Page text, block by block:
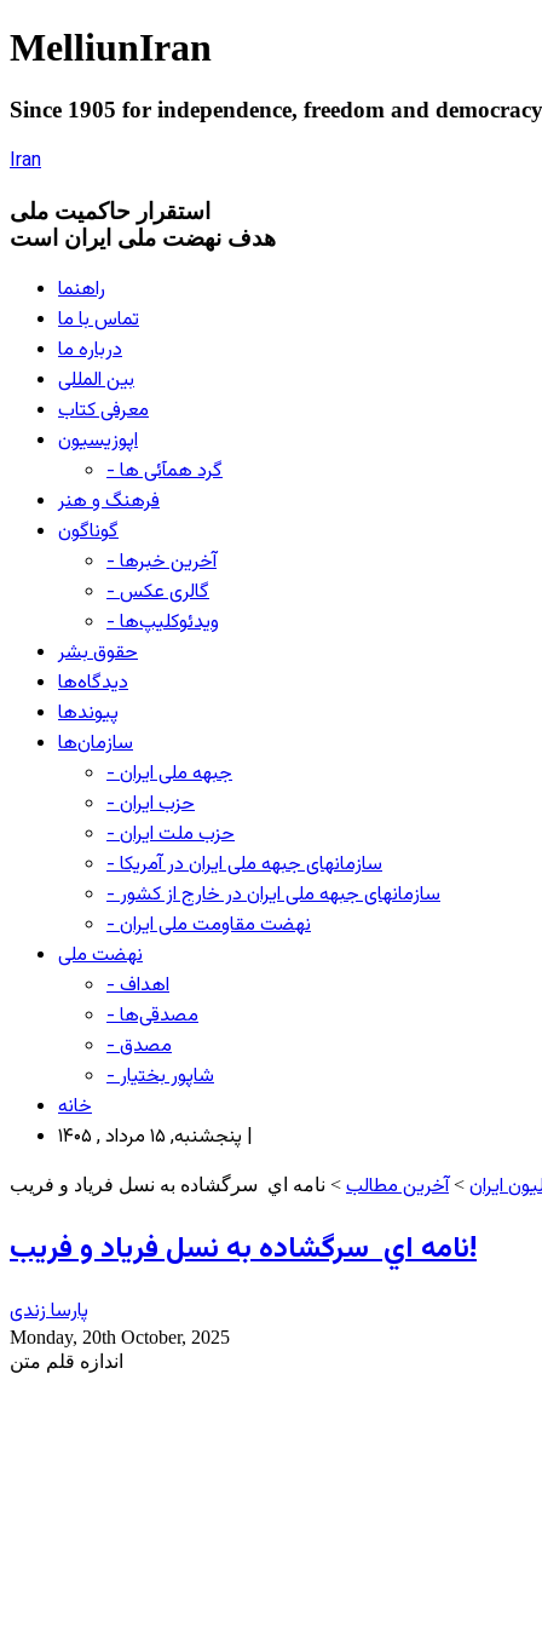
MelliunIran
Since 1905 for independence, freedom and democracy
Iran
استقرار حاکميت ملی
هدف نهضت ملی ایران است
راهنما
تماس با ما
درباره ما
بین المللی
معرفی کتاب
اپوزیسیون
- گرد همآئی ها
فرهنگ و هنر
گوناگون
- آخرین خبرها
- گالری عکس
- ویدئوکلیپ‌ها
حقوق بشر
دیدگاه‌ها
پیوندها
سازمان‌ها
- جبهه ملی ایران
- حزب ایران
- حزب ملت ایران
- سازمانهای جبهه ملی ایران در آمریکا
- سازمانهای جبهه ملی ایران در خارج از کشور
- نهضت مقاومت ملی ایران
نهضت ملی
- اهداف
- مصدقی‌ها
- مصدق
- شاپور بختیار
خانه
پنجشنبه, ۱۵ مرداد , ۱۴۰۵ |
ایران >آخرین مطالب
نامه اي سرگشاده به نسل فریاد و فریب!
پارسا زندی
Monday, 20th October, 2025
اندازه قلم متن